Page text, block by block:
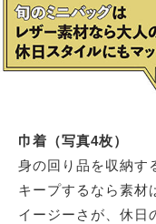
巾着（写真4枚）
身の回り品を収納す
キープするなら素材
イージーさが、休日